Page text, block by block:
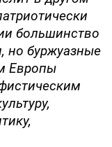
большинство
но буржуазные
Европы